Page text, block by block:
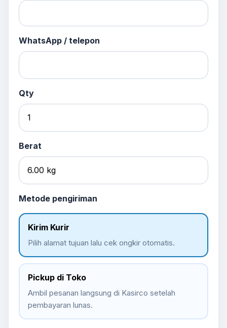
WhatsApp / telepon
Qty
Berat
Metode pengiriman
Kirim Kurir
Pilih alamat tujuan lalu cek ongkir otomatis.
Pickup di Toko
Ambil pesanan langsung di Kasirco setelah
pembayaran lunas.